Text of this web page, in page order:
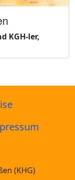
KGH-ler,
(KHG)